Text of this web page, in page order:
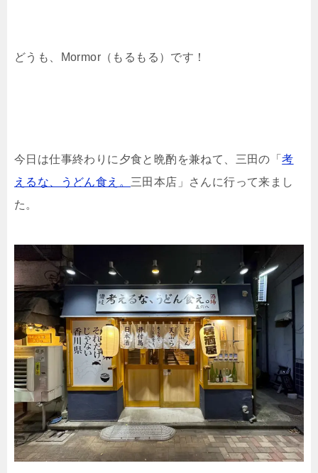
どうも、Mormor（もるもる）です！
今日は仕事終わりに夕食と晩酌を兼ねて、三田の「考
えるな、うどん食え。 三田本店」さんに行って来まし
た。